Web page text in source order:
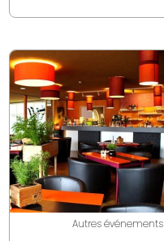
Autres événements